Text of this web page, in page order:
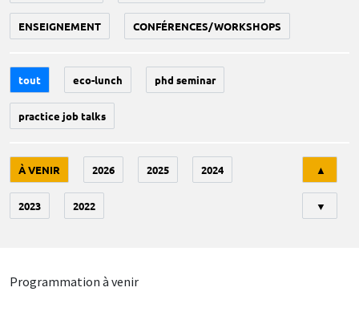
ENSEIGNEMENT CONFÉRENCES/WORKSHOPS
tout eco-lunch phd seminar
practice job talks
À VENIR 2026 2025 2024
2023 2022
▲
▼
Programmation à venir